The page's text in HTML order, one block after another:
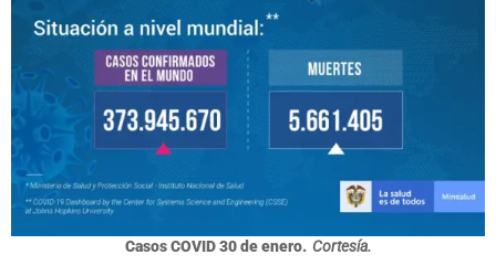
Casos COVID 30 de enero. Cortesía.